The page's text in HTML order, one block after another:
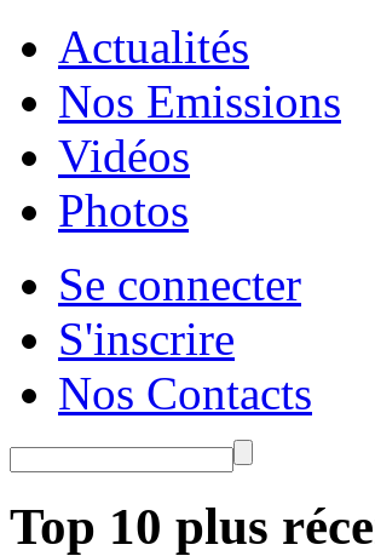
Actualités
Nos Emissions
Vidéos
Photos
Se connecter
S'inscrire
Nos Contacts
Top 10 plus